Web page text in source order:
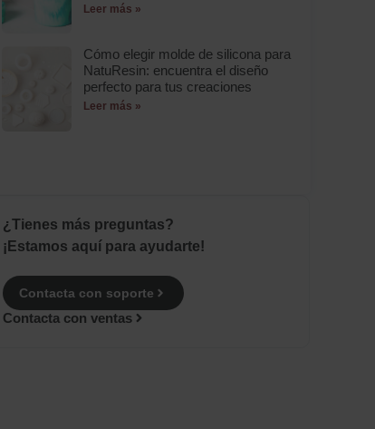
Leer más »
Cómo elegir molde de silicona para
NatuResin: encuentra el diseño
perfecto para tus creaciones
Leer más »
¿Tienes más preguntas?
¡Estamos aquí para ayudarte!
Contacta con soporte
Contacta con ventas